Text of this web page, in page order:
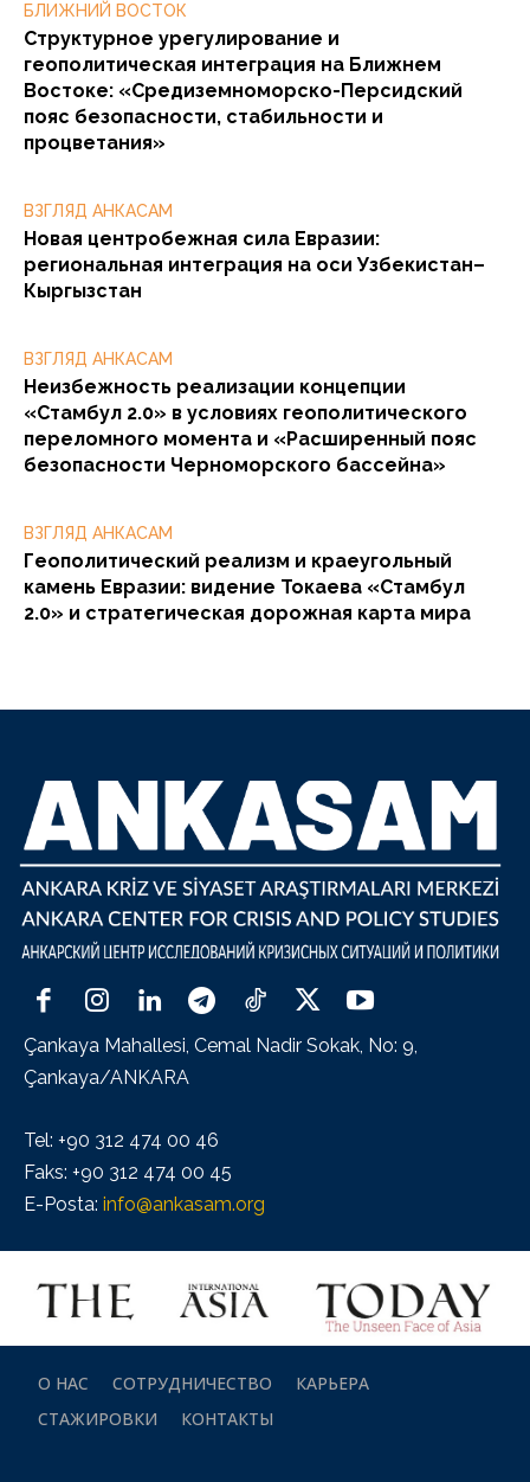
БЛИЖНИЙ ВОСТОК
Структурное урегулирование и
геополитическая интеграция на Ближнем
Востоке: «Средиземноморско-Персидский
пояс безопасности, стабильности и
процветания»
ВЗГЛЯД АНКАСАМ
Новая центробежная сила Евразии:
региональная интеграция на оси Узбекистан–
Кыргызстан
ВЗГЛЯД АНКАСАМ
Неизбежность реализации концепции
«Стамбул 2.0» в условиях геополитического
переломного момента и «Расширенный пояс
безопасности Черноморского бассейна»
ВЗГЛЯД АНКАСАМ
Геополитический реализм и краеугольный
камень Евразии: видение Токаева «Стамбул
2.0» и стратегическая дорожная карта мира
Çankaya Mahallesi, Cemal Nadir Sokak, No: 9,
Çankaya/ANKARA
Tel: +90 312 474 00 46
Faks: +90 312 474 00 45
E-Posta: info@ankasam.org
О НАС СОТРУДНИЧЕСТВО
КАРЬЕРА
СТАЖИРОВКИ
КОНТАКТЫ